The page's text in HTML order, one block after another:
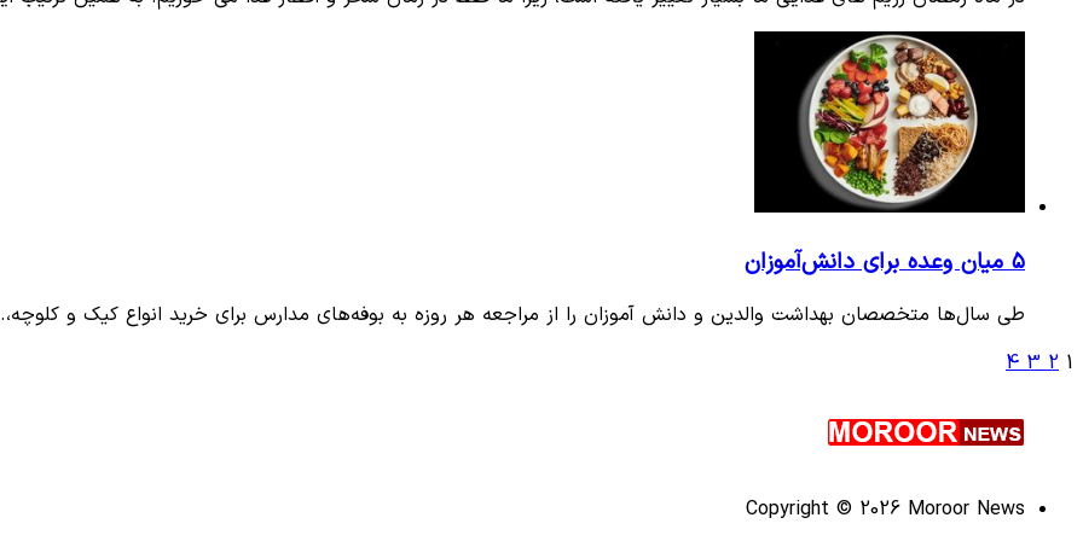
۵ میان وعده برای دانش‌آموزان
طی سال‌ها متخصصان بهداشت والدین و دانش آموزان را از مراجعه هر روزه به بوفه‌های مدارس برای خرید انواع کیک‌ و
1
2
3
4
Copyright © 2026 Moroor News